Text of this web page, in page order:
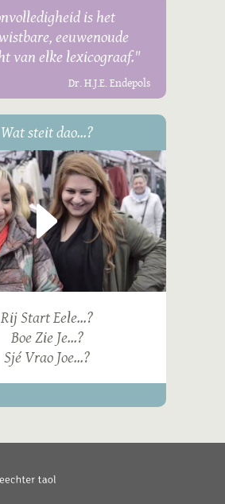
is het
eeuwenoude
van elke lexicograaf."
Dr. H.J.E. Endepols
Wat steit dao...?
Rij Start Eele...?
Boe Zie Je...?
Sjé Vrao Joe...?